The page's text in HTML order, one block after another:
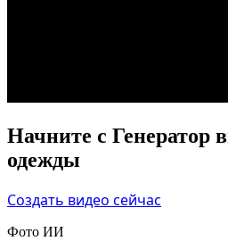
Начните с Генератор
одежды
Создать видео сейчас
Фото ИИ